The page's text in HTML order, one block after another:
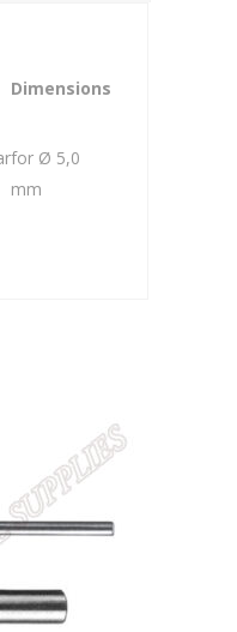
Dimensions
for Ø 5,0
mm